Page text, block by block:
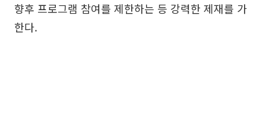
향후 프로그램 참여를 제한하는 등 강력한 제재를 가
한다.